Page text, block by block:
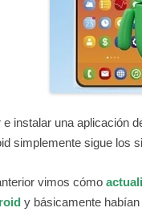
e instalar una aplicación
simplemente sigue los
vimos cómo
y básicamente